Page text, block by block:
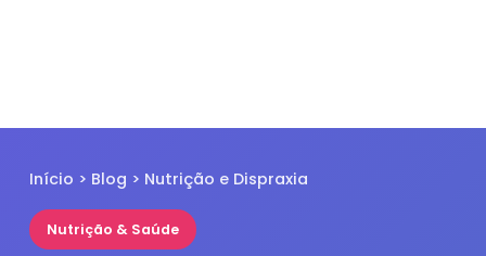
Início > Blog > Nutrição e Dispraxia
Nutrição & Saúde